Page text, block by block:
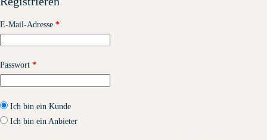
E-Mail-Adresse *Erforderlich
Passwort *Erforderlich
Ich bin ein Kunde
Ich bin ein Anbieter